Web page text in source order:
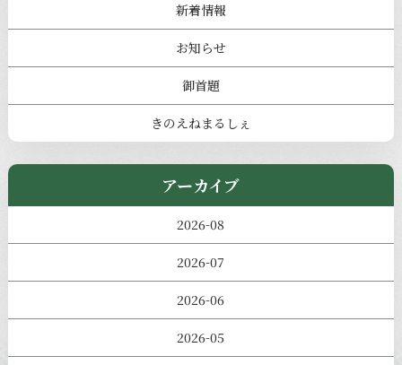
新着情報
お知らせ
御首題
きのえねまるしぇ
アーカイブ
2026-08
2026-07
2026-06
2026-05